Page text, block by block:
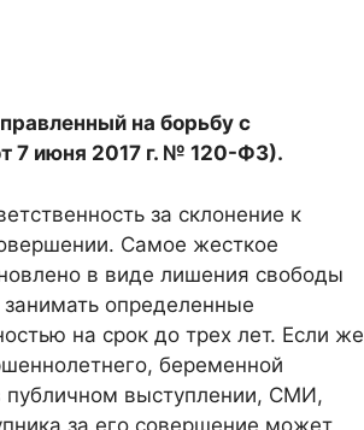
на борьбу с
7 июня 2017 г. № 120-ФЗ).
за склонение к
Самое жесткое
в виде лишения свободы
определенные
на срок до трех лет. Если же
беременной
публичном выступлении, СМИ,
за его совершение может